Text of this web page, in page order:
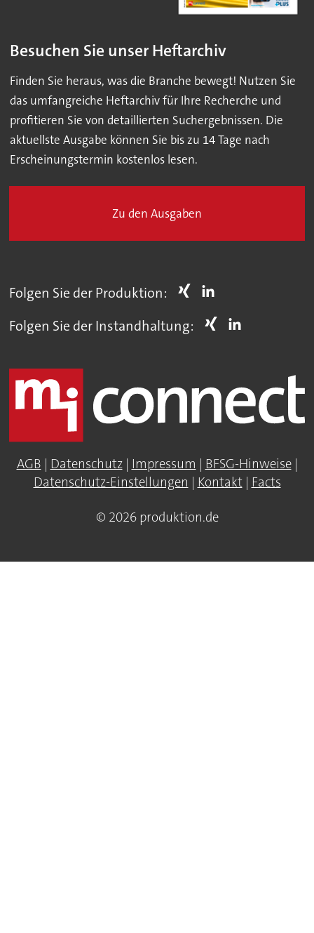
Besuchen Sie unser Heftarchiv
Finden Sie heraus, was die Branche bewegt! Nutzen Sie
das umfangreiche Heftarchiv für Ihre Recherche und
profitieren Sie von detaillierten Suchergebnissen. Die
aktuellste Ausgabe können Sie bis zu 14 Tage nach
Erscheinungstermin kostenlos lesen.
Zu den Ausgaben
Folgen Sie der Produktion:
Folgen Sie der Instandhaltung:
AGB | Datenschutz| Impressum | BFSG-Hinweise|
Datenschutz-Einstellungen | Kontakt| Facts
© 2026 produktion.de